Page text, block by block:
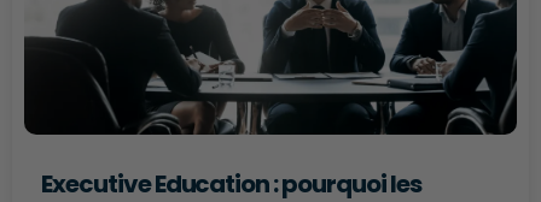
Executive Education : pourquoi les